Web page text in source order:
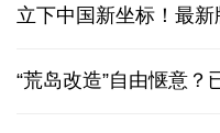
立下中国新坐标！最新
“荒岛改造”自由惬意